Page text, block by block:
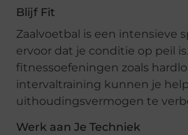
Blijf Fit
Zaalvoetbal is een intensieve
ervoor dat je conditie op peil
fitnessoefeningen zoals
intervaltraining kunnen je
uithoudingsvermogen te
Werk aan Je Techniek